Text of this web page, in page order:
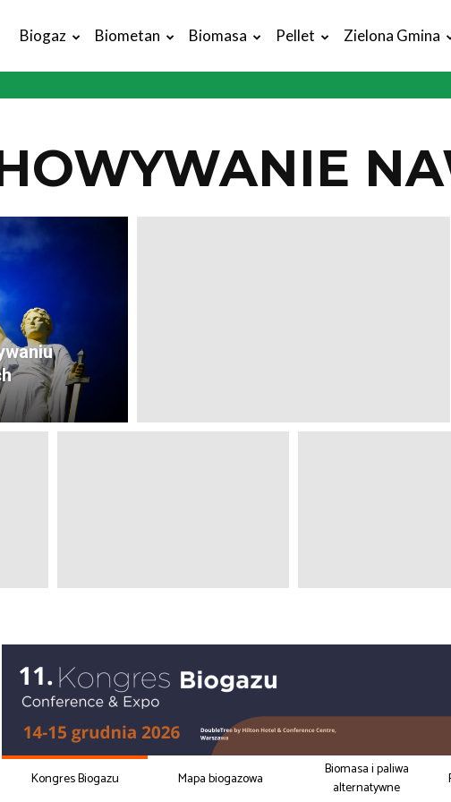
Magazyn
Biogaz Biometan Biomasa Pellet Zielona Gmina
Kongres Biogazu Mapa biogazowa
Biomasa i paliwa
alternatywne